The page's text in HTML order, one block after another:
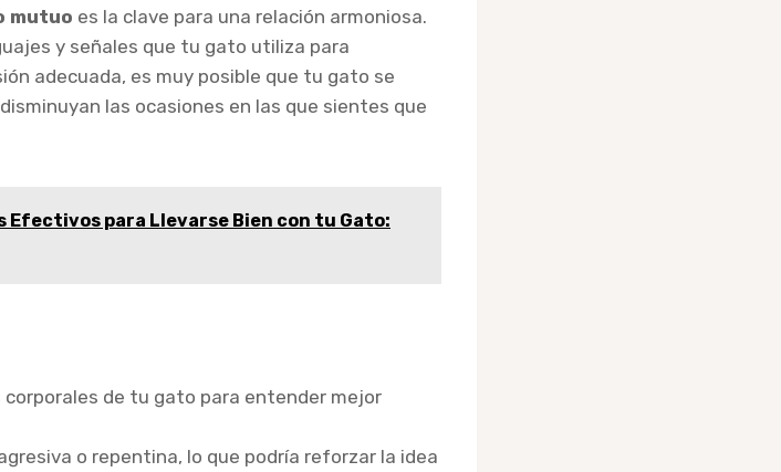
mutuo es la clave para una relación armoniosa.
y señales que tu gato utiliza para
adecuada, es muy posible que tu gato se
las ocasiones en las que sientes que
Efectivos para Llevarse Bien con tu Gato:
de tu gato para entender mejor
o repentina, lo que podría reforzar la idea